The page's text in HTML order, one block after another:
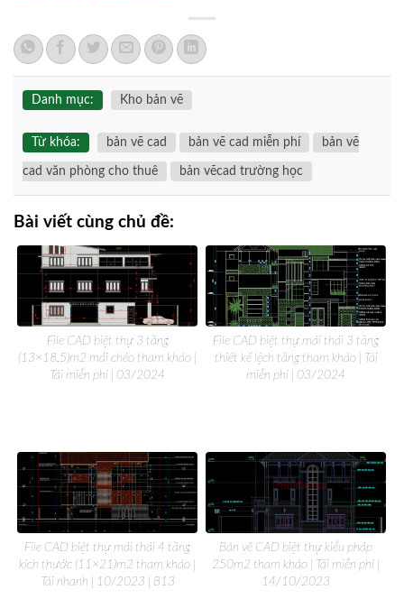
Danh mục: Kho bản vẽ
Từ khóa: bản vẽ cad bản vẽ cad miễn phí bản vẽ
cad văn phòng cho thuê bản vẽcad trường học
Bài viết cùng chủ đề:
File CAD biệt thự 3 tầng
(13×18.5)m2 mái chéo tham khảo |
Tải miễn phí | 03/2024
File CAD biệt thự mái thái 3 tầng
thiết kế lệch tầng tham khảo | Tải
miễn phí | 03/2024
File CAD biệt thự mái thái 4 tầng
kích thước (11×21)m2 tham khảo |
Tải nhanh | 10/2023 | B13
Bản vẽ CAD biệt thự kiểu pháp
250m2 tham khảo | Tải miễn phí |
14/10/2023